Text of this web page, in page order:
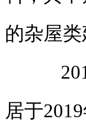
的杂屋
2016
居于